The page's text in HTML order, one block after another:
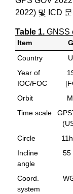
2022) 및 ICD
Table 1. GNSS
Item
Country
Year of
IOC/FOC
Orbit
Time scale
Circle
Incline
angle
55
Coord.
system